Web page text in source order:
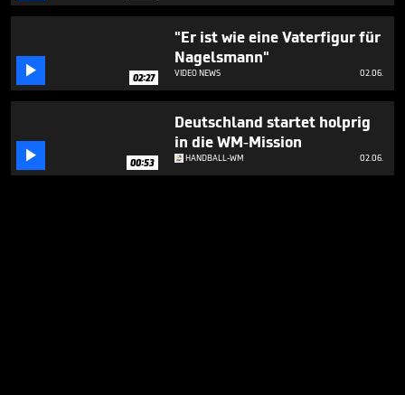
 02:27
"Er ist wie eine Vaterfigur für
Nagelsmann"
VIDEO NEWS 02.06.
 00:53
Deutschland startet holprig
in die WM-Mission
HANDBALL-WM 02.06.